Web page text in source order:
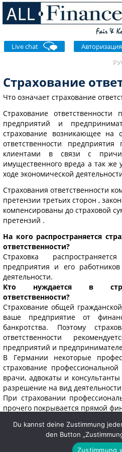
Авторизация
Live chat
Страхование
Что означает страхование
Страхование
предприятий и
страхование возникающее на
ответственности
клиентами в связи с
имущественного вреда а так
ходе экономической
Страхования ответственности
претензии третьих сторон ,
компенсированы до страховой
претензий .
На кого распространяется
ответственности?
Страховка
предприятия и его
деятельности.
Кто нуждается в
ответственности?
Страхование общей
ваше предприятие от
банкротства. Поэтому
ответственности
предприятий и
В Германии некоторые
страхование
врачи, адвокаты и
разрешение на вид
При страховании
прочего покрывается прямой
Правильный выбор
профессиональной,
коэффициента риска.
Du kannst deine Zustimmung
den Button
Zustimmung